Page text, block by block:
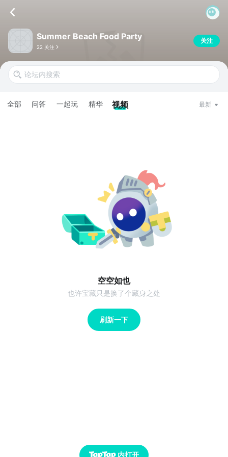
Summer Beach Food Party
22 关注
关注
全部 问答 一起玩 精华 视频 最新
空空如也
也许宝藏只是换了个藏身之处
刷新一下
内打开